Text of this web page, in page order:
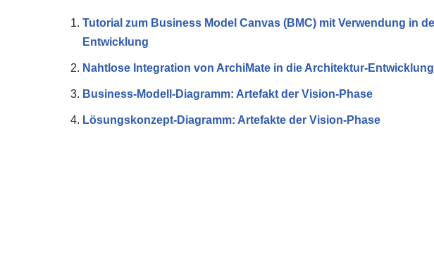
Tutorial zum Business Model Canvas (BMC) mit Verwendung in
Entwicklung
Nahtlose Integration von ArchiMate in die Architektur-
Business-Modell-Diagramm: Artefakt der Vision-Phase
Lösungskonzept-Diagramm: Artefakte der Vision-Phase